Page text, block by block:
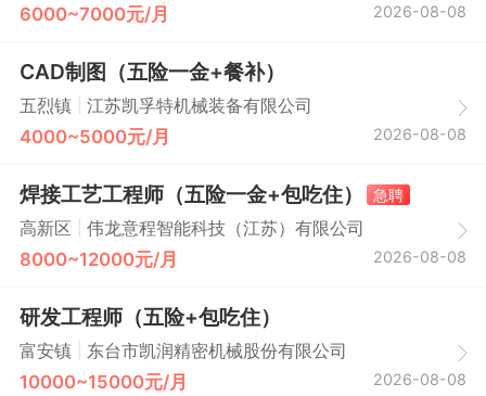
6000~7000元/月 2026-08-08
CAD制图（五险一金+餐补）
五烈镇 江苏凯孚特机械装备有限公司
4000~5000元/月 2026-08-08
焊接工艺工程师（五险一金+包吃住）
急聘
高新区
伟龙意程智能科技（江苏）有限公司
8000~12000元/月 2026-08-08
研发工程师（五险+包吃住）
富安镇 东台市凯润精密机械股份有限公司
10000~15000元/月 2026-08-08